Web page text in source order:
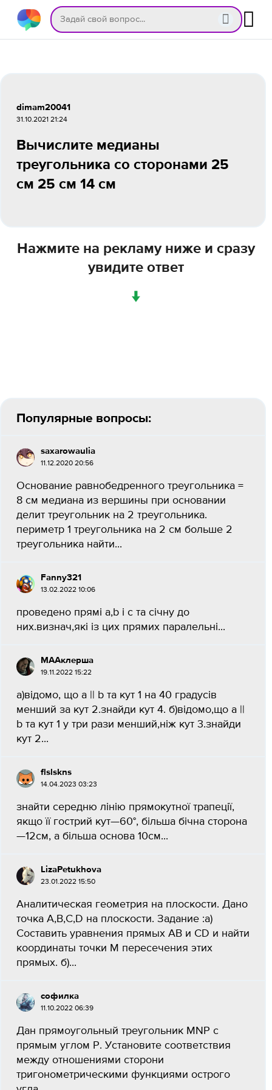
dimam20041
31.10.2021 21:24
Вычислите медианы
треугольника со сторонами 25
см 25 см 14 см
Нажмите на рекламу ниже и сразу
увидите ответ
↓
Популярные вопросы:
saxarowaulia
11.12.2020 20:56
Основание равнобедренного треугольника =
8 см медиана из вершины при основании
делит треугольник на 2 треугольника.
периметр 1 треугольника на 2 см больше 2
треугольника найти...
Fanny321
13.02.2022 10:06
проведено прямі а,b і с та січну до
них.визнач,які із цих прямих паралельні...
МААклерша
19.11.2022 15:22
а)відомо, що а || b та кут 1 на 40 градусів
менший за кут 2.знайди кут 4. б)відомо,що а ||
b та кут 1 у три рази менший,ніж кут 3.знайди
кут 2...
flslskns
14.04.2023 03:23
знайти середню лінію прямокутної трапеції,
якщо її гострий кут—60°, більша бічна сторона
—12см, а більша основа 10см...
LizaPetukhova
23.01.2022 15:50
Аналитическая геометрия на плоскости. Дано
точка A,B,C,D на плоскости. Задание :а)
Составить уравнения прямых AB и CD и найти
координаты точки М пересечения этих
прямых. б)...
софилка
11.10.2022 06:39
Дан прямоугольный треугольник MNP с
прямым углом Р. Установите соответствия
между отношениями сторони
тригонометрическими функциями острого